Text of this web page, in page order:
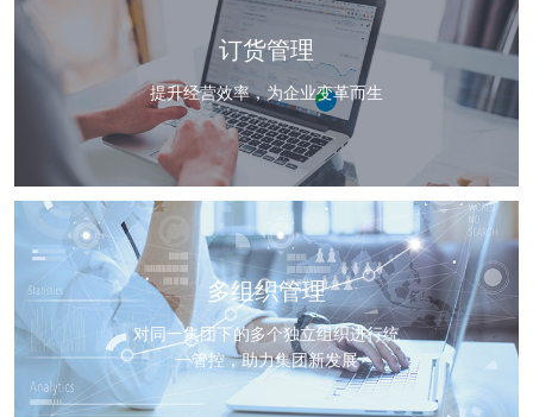
订货管理
提升经营效率，为企业变革而生
多组织管理
对同一集团下的多个独立组织进行统
一管控，助力集团新发展